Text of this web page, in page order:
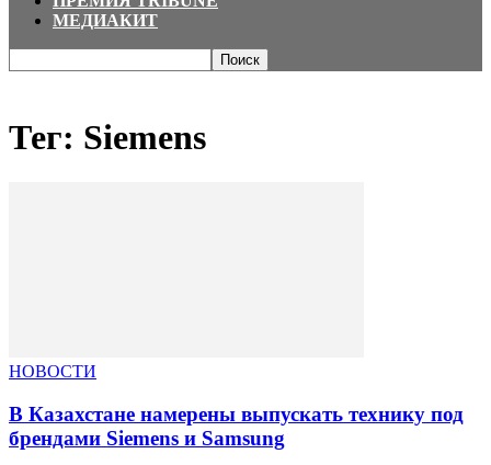
МЕДИАКИТ
Тег: Siemens
НОВОСТИ
В Казахстане намерены выпускать технику под
брендами Siemens и Samsung